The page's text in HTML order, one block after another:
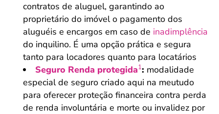
contratos de aluguel, garantindo ao
proprietário do imóvel o pagamento dos
aluguéis e encargos em caso de inadimplência
do inquilino. É uma opção prática e segura
tanto para locadores quanto para locatários
Seguro Renda protegida1: modalidade
especial de seguro criado aqui na meutudo
para oferecer proteção financeira contra perda
de renda involuntária e morte ou invalidez por